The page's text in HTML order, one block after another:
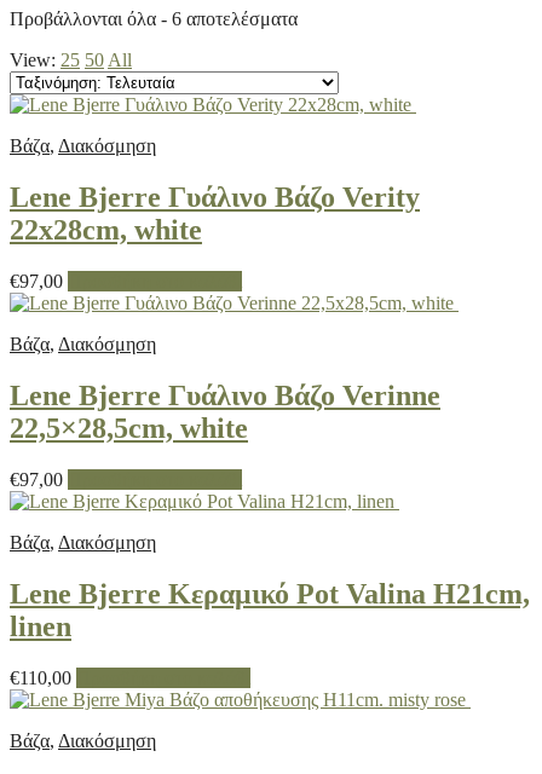
Προβάλλονται όλα - 6 αποτελέσματαSorted
View: 25 50 All
Βάζα, Διακόσμηση
Lene Bjerre Γυάλινο Βάζο Verity
22x28cm, white
€97,00
Βάζα, Διακόσμηση
Lene Bjerre Γυάλινο Βάζο Verinne
22,5×28,5cm, white
€97,00
Βάζα, Διακόσμηση
Lene Bjerre Κεραμικό Pot Valina H21cm,
linen
€110,00
Βάζα, Διακόσμηση